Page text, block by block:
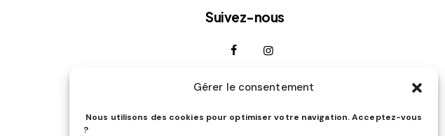
Gérer le consentement
Nous utilisons des cookies pour optimiser votre navigation. Acceptez-vous
?
Suivez-nous